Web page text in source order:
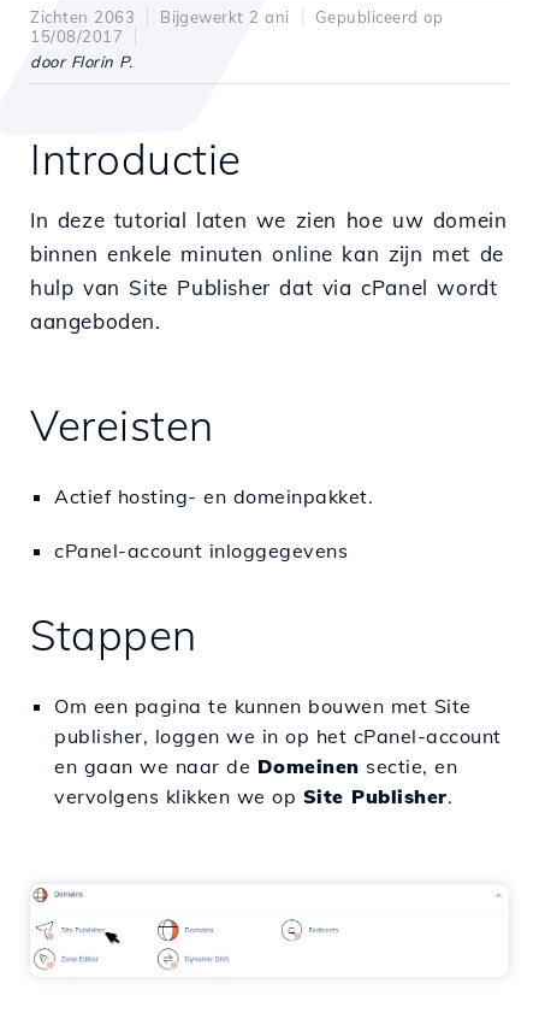
Zichten 2063 Bijgewerkt 2 ani
Gepubliceerd op
15/08/2017
door Florin P.
Introductie
In deze tutorial laten we zien hoe uw domein
binnen enkele minuten online kan zijn met de
hulp van Site Publisher dat via cPanel wordt
aangeboden.
Vereisten
Actief hosting- en domeinpakket.
cPanel-account inloggegevens
Stappen
Om een pagina te kunnen bouwen met Site
publisher, loggen we in op het cPanel-account
en gaan we naar de Domeinen sectie, en
vervolgens klikken we op Site Publisher.